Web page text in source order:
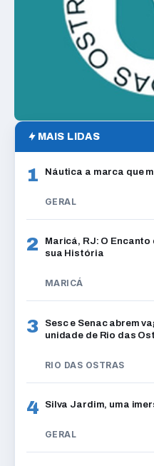
MAIS LIDAS
1 Náutica a marca que
GERAL
2
Maricá, RJ: O Encanto
sua História
MARICÁ
3
Sesc e Senac abrem
unidade de Rio das
RIO DAS OSTRAS
4 Silva Jardim, uma
GERAL